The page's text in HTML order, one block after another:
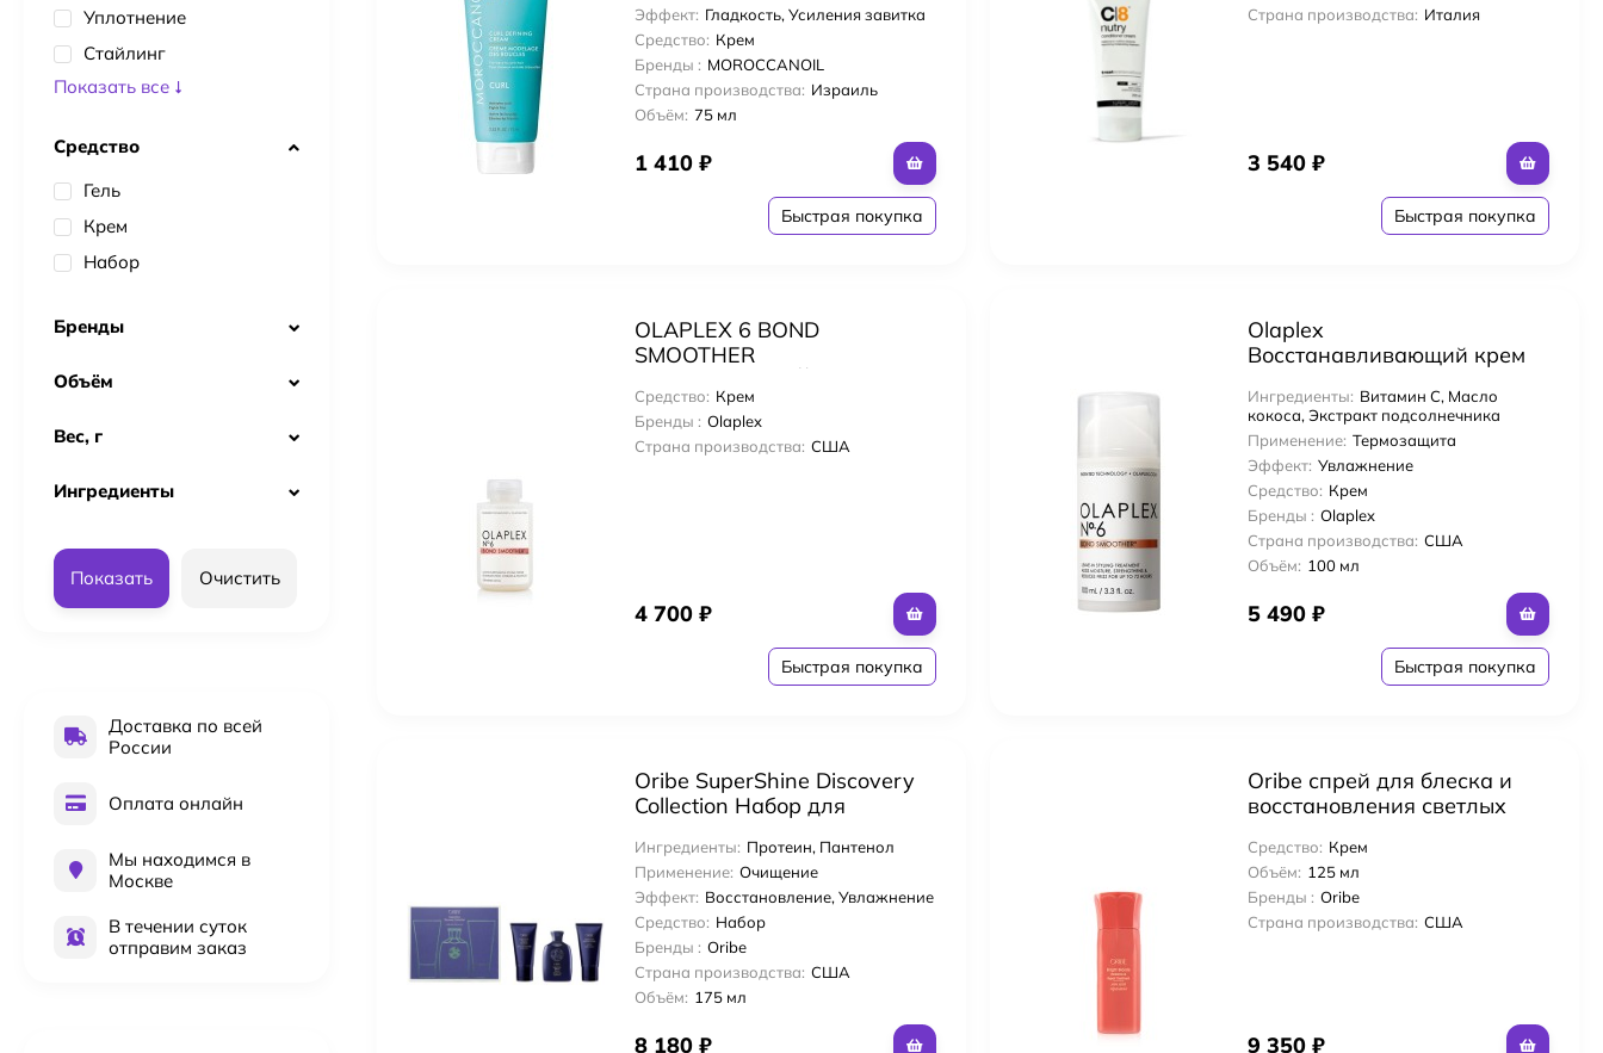
Эффект: Гладкость, Усиления завитка
Средство: Крем
Бренды : MOROCCANOIL
Страна производства: Израиль
Объём: 75 мл
1 410 ₽
Быстрая покупка
Страна производства: Италия
3 540 ₽
Быстрая покупка
OLAPLEX 6 BOND
SMOOTHER
"СИСТЕМА ЗАЩИТЫ
ВОЛОС" 100мл
Средство: Крем
Бренды : Olaplex
Страна производства: США
4 700 ₽
Быстрая покупка
Olaplex
Восстанавливающий крем
термозащитой No.6 Bond
Smoother 100 мл
Ингредиенты: Витамин С, Масло
кокоса, Экстракт подсолнечника
Применение: Термозащита
Эффект: Увлажнение
Средство: Крем
Бренды : Olaplex
Страна производства: США
Объём: 100 мл
5 490 ₽
Быстрая покупка
Oribe SuperShine Discovery
Collection Набор для
«Непревзойденный блеск»
Увлажняющие
шампунь+кондиционер 75
мл+50 мл+Несмываемый
крем 50 мл
Ингредиенты: Протеин, Пантенол
Применение: Очищение
Эффект: Восстановление, Увлажнение
Средство: Набор
Бренды : Oribe
Страна производства: США
Объём: 175 мл
8 180 ₽
Oribe спрей для блеска и
восстановления светлых
RADIAN & REPAIR
TREATMENT 125 мл
Средство: Крем
Объём: 125 мл
Бренды : Oribe
Страна производства: США
9 350 ₽
Уплотнение
Стайлинг
Показать все
Средство
Гель
Крем
Набор
Бренды
Объём
Вес, г
Ингредиенты
Показать Очистить
Доставка по всей
России
Оплата онлайн
Мы находимся в
Москве
В течении суток
отправим заказ
Kydra Le Salon 4-18 Jelly Gloss 60 мл Краска для волос Ammonia-Free Coloring Стойкий тонирующий глосс-гель
2 016₽
Kydra Le Salon 6-18 Jelly Gloss 60 мл Краска для волос Ammonia-Free Coloring Стойкий тонирующий глосс-гель
Kydra Le Salon 10-3 Jelly Gloss 60 мл Краска для волос Ammonia-Free Coloring Стойкий тонирующий глосс-гель